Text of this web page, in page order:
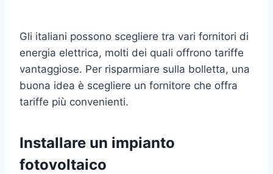
Gli italiani possono scegliere tra vari fornitori di
energia elettrica, molti dei quali offrono tariffe
vantaggiose. Per risparmiare sulla bolletta, una
buona idea è scegliere un fornitore che offra
tariffe più convenienti.
Installare un impianto
fotovoltaico